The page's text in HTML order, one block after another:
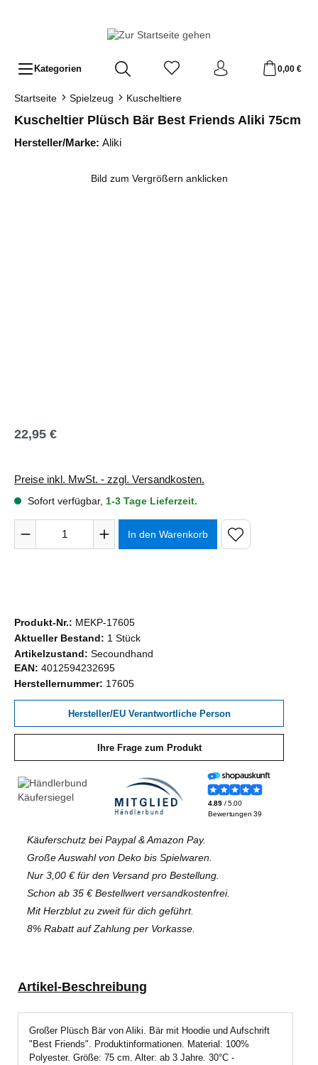
Kategorien 0,00 €
Startseite Spielzeug Kuscheltiere
Kuscheltier Plüsch Bär Best Friends Aliki 75cm
Hersteller/Marke: Aliki
Bild zum Vergrößern anklicken
Regulärer Preis:
22,95 €
Preise inkl. MwSt. - zzgl. Versandkosten.
Sofort verfügbar, 1-3 Tage Lieferzeit.
Produkt Anzahl: Gib den gewünschten Wert ein oder
In den Warenkorb
Produkt-Nr.: MEKP-17605
Aktueller Bestand: 1 Stück
Artikelzustand: Secoundhand
EAN: 4012594232695
Herstellernummer: 17605
Hersteller/EU Verantwortliche Person
Ihre Frage zum Produkt
Käuferschutz bei Paypal & Amazon Pay.
Große Auswahl von Deko bis Spielwaren.
Nur 3,00 € für den Versand pro Bestellung.
Schon ab 35 € Bestellwert versandkostenfrei.
Mit Herzblut zu zweit für dich geführt.
8% Rabatt auf Zahlung per Vorkasse.
Artikel-Beschreibung
Großer Plüsch Bär von Aliki. Bär mit Hoodie und Aufschrift
"Best Friends". Produktinformationen. Material: 100%
Polyester. Größe: 75 cm. Alter: ab 3 Jahre. 30°C -